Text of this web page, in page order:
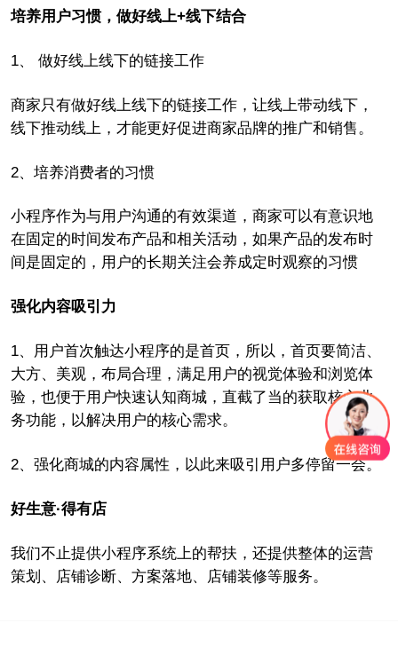
培养用户习惯，做好线上+线下结合
1、 做好线上线下的链接工作
商家只有做好线上线下的链接工作，让线上带动线下，
线下推动线上，才能更好促进商家品牌的推广和销售。
2、培养消费者的习惯
小程序作为与用户沟通的有效渠道，商家可以有意识地
在固定的时间发布产品和相关活动，如果产品的发布时
间是固定的，用户的长期关注会养成定时观察的习惯
强化内容吸引力
1、用户首次触达小程序的是首页，所以，首页要简洁、
大方、美观，布局合理，满足用户的视觉体验和浏览体
验，也便于用户快速认知商城，直截了当的获取核心业
务功能，以解决用户的核心需求。
2、强化商城的内容属性，以此来吸引用户多停留一会。
好生意·得有店
我们不止提供小程序系统上的帮扶，还提供整体的运营
策划、店铺诊断、方案落地、店铺装修等服务。